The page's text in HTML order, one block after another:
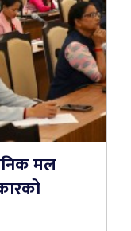
मल